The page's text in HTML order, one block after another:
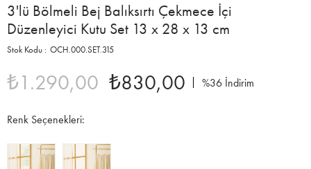
3'lü Bölmeli Bej Balıksırtı Çekmece İçi
Düzenleyici Kutu Set 13 x 28 x 13 cm
OCH.000.SET.315
₺1.290,00 ₺830,00 %36 İndirim
Renk Seçenekleri: